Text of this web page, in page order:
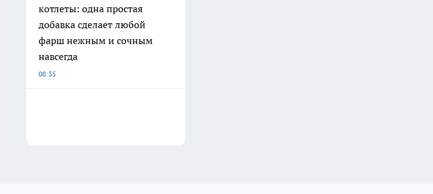
котлеты: одна простая
добавка сделает любой
фарш нежным и сочным
навсегда
08:35